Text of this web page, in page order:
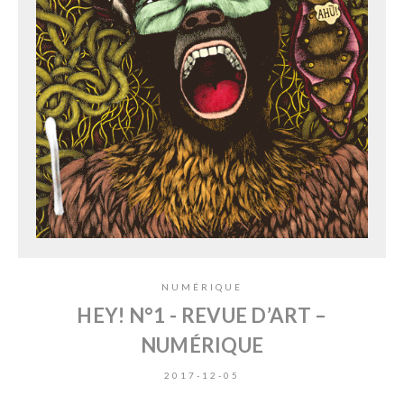
NUMÉRIQUE
HEY! N°1 - REVUE D’ART –
NUMÉRIQUE
2017-12-05